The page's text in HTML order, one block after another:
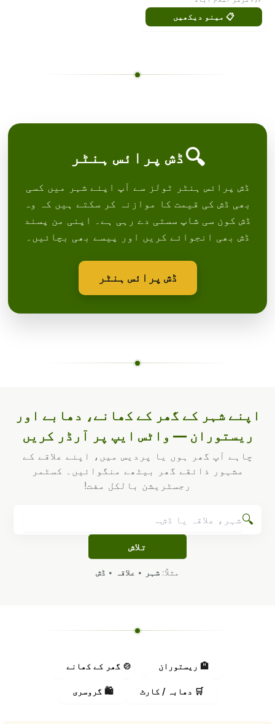
📋 مینو دیکھیں
🔍ڈش پرائس ہنٹر
ڈش پرائس ہنٹر ٹولز سے آپ اپنے شہر میں کسی
بھی ڈش کی قیمت کا موازنہ کر سکتے ہیں کہ وہ
ڈش کون سی شاپ سستی دے رہی ہے۔ اپنی من پسند
ڈش بھی انجوائے کریں اور پیسے بھی بچائیں۔
ڈش پرائس ہنٹر
اپنے شہر کے گھر کے کھانے، دھابے اور
ریستوران — واٹس ایپ پر آرڈر کریں
چاہے آپ گھر ہوں یا پردیس میں، اپنے علاقے کے
مشہور ذائقے گھر بیٹھے منگوائیں۔ کسٹمر
رجسٹریشن بالکل مفت!
🔍
تلاش
مثلاً: شہر • علاقہ • ڈش
🏨 ریستوران 🍲 گھر کے کھانے
🛒 دھابہ / کارٹ 🛍️ گروسری